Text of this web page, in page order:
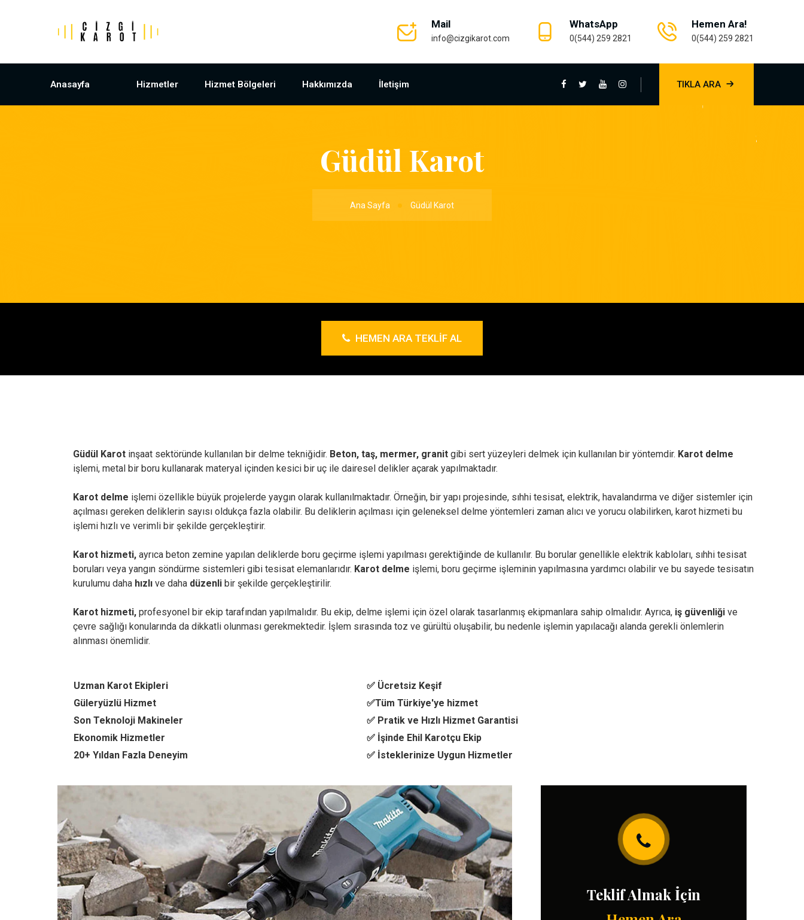
Mail
info@cizgikarot.com
WhatsApp
0(544) 259 2821
Hemen Ara!
0(544) 259 2821
Anasayfa Hizmetler Hizmet Bölgeleri Hakkımızda İletişim TIKLA ARA
Güdül Karot
Ana Sayfa Güdül Karot
HEMEN ARA TEKLIF AL
Güdül Karot inşaat sektöründe kullanılan bir delme tekniğidir. Beton, taş, mermer, granit gibi sert yüzeyleri delmek için kullanılan bir yöntemdir. Karot delme
işlemi, metal bir boru kullanarak materyal içinden kesici bir uç ile dairesel delikler açarak yapılmaktadır.
Karot delme işlemi özellikle büyük projelerde yaygın olarak kullanılmaktadır. Örneğin, bir yapı projesinde, sıhhi tesisat, elektrik, havalandırma ve diğer sistemler için
açılması gereken deliklerin sayısı oldukça fazla olabilir. Bu deliklerin açılması için geleneksel delme yöntemleri zaman alıcı ve yorucu olabilirken, karot hizmeti bu
işlemi hızlı ve verimli bir şekilde gerçekleştirir.
Karot hizmeti, ayrıca beton zemine yapılan deliklerde boru geçirme işlemi yapılması gerektiğinde de kullanılır. Bu borular genellikle elektrik kabloları, sıhhi tesisat
boruları veya yangın söndürme sistemleri gibi tesisat elemanlarıdır. Karot delme işlemi, boru geçirme işleminin yapılmasına yardımcı olabilir ve bu sayede tesisatın
kurulumu daha hızlı ve daha düzenli bir şekilde gerçekleştirilir.
Karot hizmeti, profesyonel bir ekip tarafından yapılmalıdır. Bu ekip, delme işlemi için özel olarak tasarlanmış ekipmanlara sahip olmalıdır. Ayrıca, iş güvenliği ve
çevre sağlığı konularında da dikkatli olunması gerekmektedir. İşlem sırasında toz ve gürültü oluşabilir, bu nedenle işlemin yapılacağı alanda gerekli önlemlerin
alınması önemlidir.
Uzman Karot Ekipleri
✅ Ücretsiz Keşif
Güleryüzlü Hizmet
✅Tüm Türkiye'ye hizmet
Son Teknoloji Makineler
✅ Pratik ve Hızlı Hizmet Garantisi
Ekonomik Hizmetler
✅ İşinde Ehil Karotçu Ekip
20+ Yıldan Fazla Deneyim
✅ İsteklerinize Uygun Hizmetler
Teklif Almak İçin